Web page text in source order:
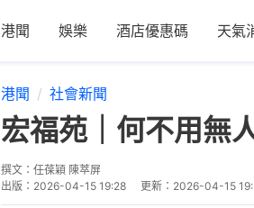
港聞 娛樂 酒店優惠碼 天氣
港聞 社會新聞
宏福苑｜何不用
撰文： 任葆穎 陳萃屏
出版： 2026-04-15 19:28 更新： 2026-04-15